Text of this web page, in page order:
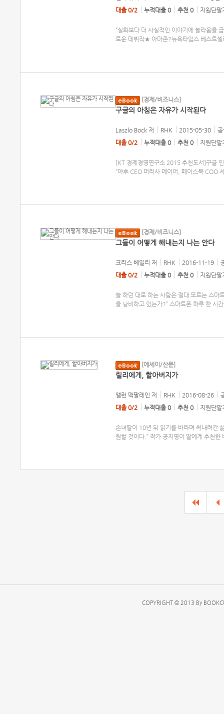
대출 0/2
누적대출 0 추천 0 지원단
“실화보다 더 사실적인 이야기에 놀라움을
로운 데뷔작★ 아마존?뉴욕타임스 베스트
[경제/비즈니스]
구글의 아침은 자유가 시작된다
Laszlo Bock 저 RHK 2015-05-30
대출 0/2
누적대출 0 추천 0 지원단
[KT 경제경영연구소 2015 추천도서]구글
“야후 CEO 머리사 메이어, 페이스북 COO
[경제/비즈니스]
그들이 어떻게 해내는지 나는 안다
크리스 베일리 저 RHK 2016-11-19
대출 0/2
누적대출 0 추천 0 지원단
늘 하던 대로 하는 사람은 절대 모르는 스마
을 낭비하고 있는가?” 스마트폰 하루 한 시
[에세이/산문]
릴리에게, 할아버지가
앨런 맥팔레인 저 RHK 2016-08-26
대출 0/2
누적대출 0 추천 0 지원단
손녀딸이 10년 뒤 읽기를 바라며 써내려간
원할 것이다.” 작가 공지영이 딸에게 추천
COPYRIGHT © 2013 By